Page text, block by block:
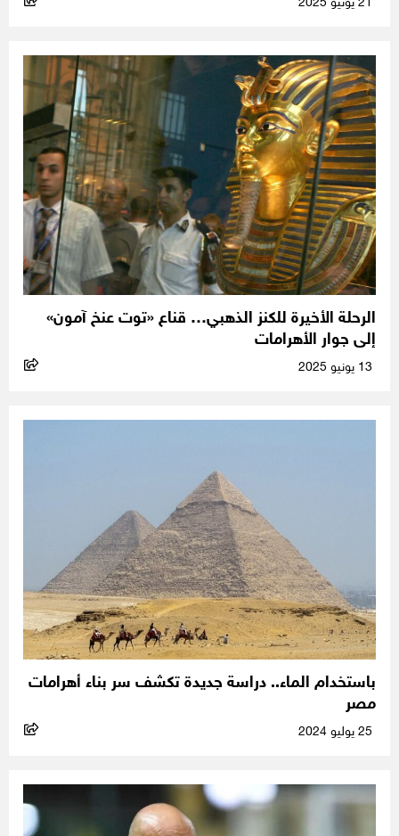
الرحلة الأخيرة للكنز الذهبي… قناع «توت عنخ آمون»
إلى جوار الأهرامات
باستخدام الماء.. دراسة جديدة تكشف سر بناء أهرامات
مصر